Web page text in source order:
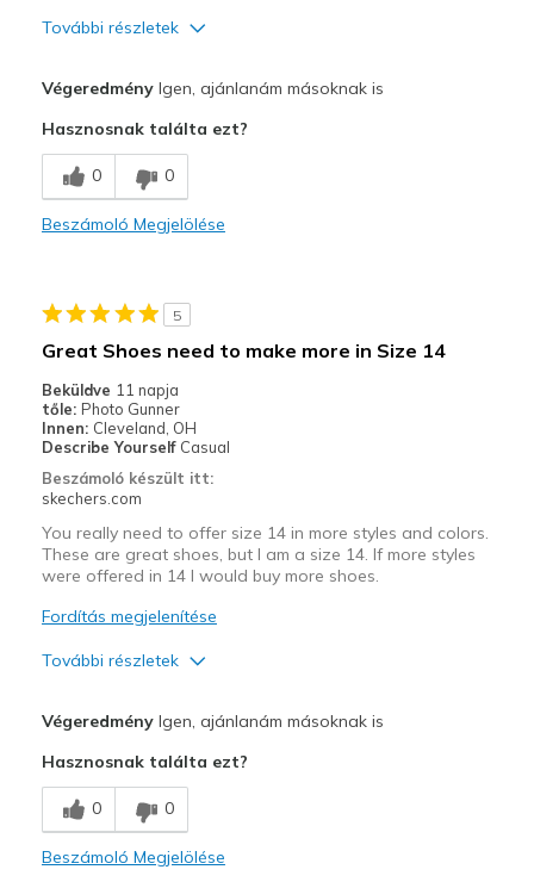
További részletek
Breathe Well
Comfortable
Legjobb használat
Width
Feels true to width
Sizing
Feels true to size
View On Shoes
I'm Really Into Shoes
VégeredményIgen, ajánlanám másoknak is
Hasznosnak találta ezt?
0 0
Beszámoló Megjelölése
5
Great Shoes need to make more in Size 14
Beküldve 11 napja
tőle: Photo Gunner
Innen: Cleveland, OH
Describe Yourself Casual
Beszámoló készült itt:
skechers.com
You really need to offer size 14 in more styles and colors.
These are great shoes, but I am a size 14. If more styles
were offered in 14 I would buy more shoes.
Fordítás megjelenítése
További részletek
Super comfortable to walk in.
Kontra
You need to offer it in more colors for size 14.
VégeredményIgen, ajánlanám másoknak is
Hasznosnak találta ezt?
0 0
Beszámoló Megjelölése